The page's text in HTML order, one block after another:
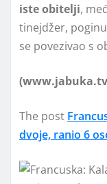
iste obitelji,
tinejdžer,
se povezivao s
The post
dvoje, ranio 6